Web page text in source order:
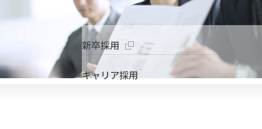
新卒採用
キャリア採用